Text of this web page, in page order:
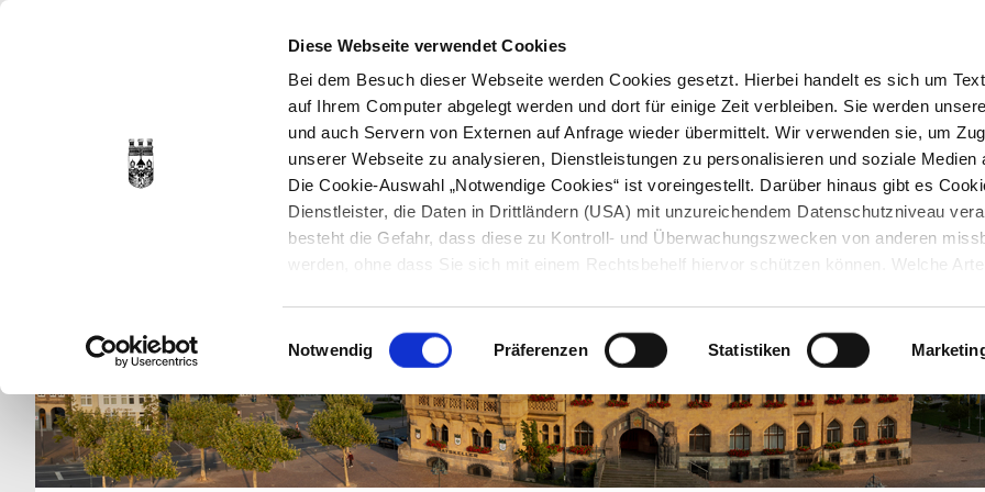
Diese Webseite verwendet Cookies
Bei dem Besuch dieser Webseite werden Cookies gesetzt. Hierbei handelt es sich um
auf Ihrem Computer abgelegt werden und dort für einige Zeit verbleiben. Sie werden
und auch Servern von Externen auf Anfrage wieder übermittelt. Wir verwenden sie, um
unserer Webseite zu analysieren, Dienstleistungen zu personalisieren und soziale Medien
Die Cookie-Auswahl „Notwendige Cookies“ ist voreingestellt. Darüber hinaus gibt es
Dienstleister, die Daten in Drittländern (USA) mit unzureichendem Datenschutzniveau
besteht die Gefahr, dass diese zu Kontroll- und Überwachungszwecken von anderen
werden, ohne dass Sie sich mit einem Rechtsbehelf hiervor schützen können. Welche
Datenschutzerklärung
entnehmen. Die von Ihnen getroffene Auswahl der gewünschten
jederzeit mit Wirkung für die Zukunft angepasst oder
werden.
Einwilligungsauswahl
Notwendig Präferenzen Statistiken
STARTSEITE